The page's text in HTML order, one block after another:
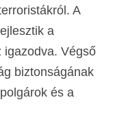
A
a
igazodva. Végső
biztonságának
és a